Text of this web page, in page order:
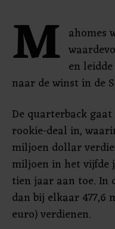
M ahomes
en
naar de winst in de
De quarterback
rookie-deal in,
miljoen dollar
miljoen in het vijfde
tien jaar aan toe. In
dan bij elkaar
euro) verdienen.